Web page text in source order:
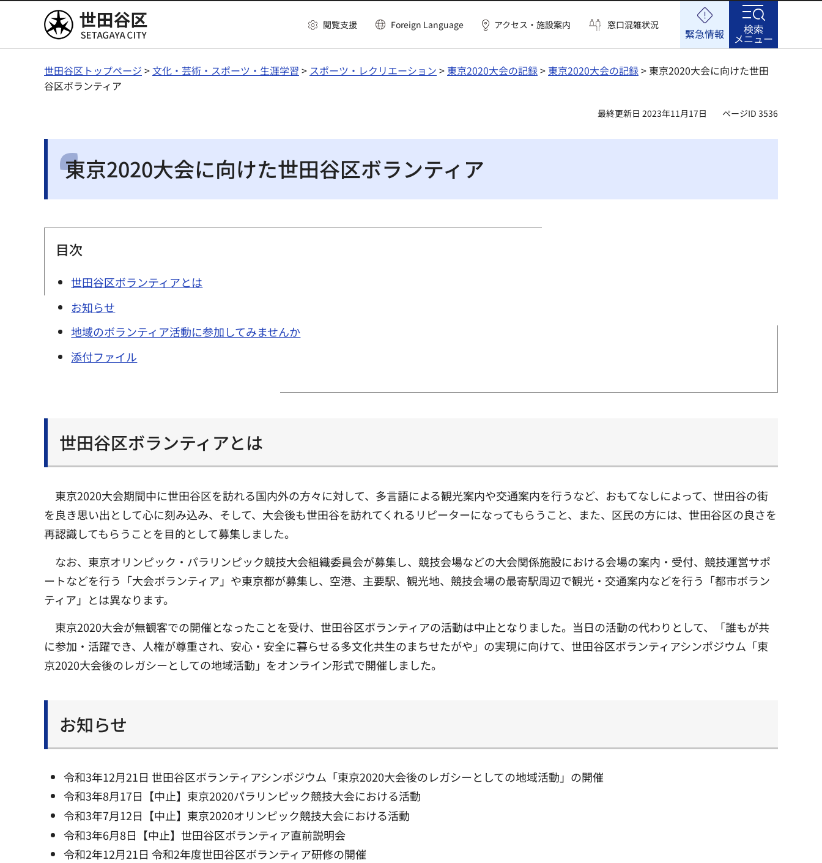
世田谷区 閲覧支援 Foreign Language アクセス・施設案内 窓口混雑状況
緊急情報 検索
メニュー
世田谷区トップページ >文化・芸術・スポーツ・生涯学習 > スポーツ・レクリエーション > 東京2020大会の記録> 東京2020大会の記録> 東京2020大会に向けた世田
谷区ボランティア
最終更新日 2023年11月17日 ページID 3536
東京2020大会に向けた世田谷区ボランティア
目次
世田谷区ボランティアとは
お知らせ
地域のボランティア活動に参加してみませんか
添付ファイル
世田谷区ボランティアとは
東京2020大会期間中に世田谷区を訪れる国内外の方々に対して、多言語による観光案内や交通案内を行うなど、おもてなしによって、世田谷の街
を良き思い出として心に刻み込み、そして、大会後も世田谷を訪れてくれるリピーターになってもらうこと、また、区民の方には、世田谷区の良さを
再認識してもらうことを目的として募集しました。
なお、東京オリンピック・パラリンピック競技大会組織委員会が募集し、競技会場などの大会関係施設における会場の案内・受付、競技運営サポ
ートなどを行う「大会ボランティア」や東京都が募集し、空港、主要駅、観光地、競技会場の最寄駅周辺で観光・交通案内などを行う「都市ボラン
ティア」とは異なります。
東京2020大会が無観客での開催となったことを受け、世田谷区ボランティアの活動は中止となりました。当日の活動の代わりとして、「誰もが共
に参加・活躍でき、人権が尊重され、安心・安全に暮らせる多文化共生のまちせたがや」の実現に向けて、世田谷区ボランティアシンポジウム「東
京2020大会後のレガシーとしての地域活動」をオンライン形式で開催しました。
お知らせ
令和3年12月21日 世田谷区ボランティアシンポジウム「東京2020大会後のレガシーとしての地域活動」の開催
令和3年8月17日【中止】東京2020パラリンピック競技大会における活動
令和3年7月12日【中止】東京2020オリンピック競技大会における活動
令和3年6月8日【中止】世田谷区ボランティア直前説明会
令和2年12月21日 令和2年度世田谷区ボランティア研修の開催